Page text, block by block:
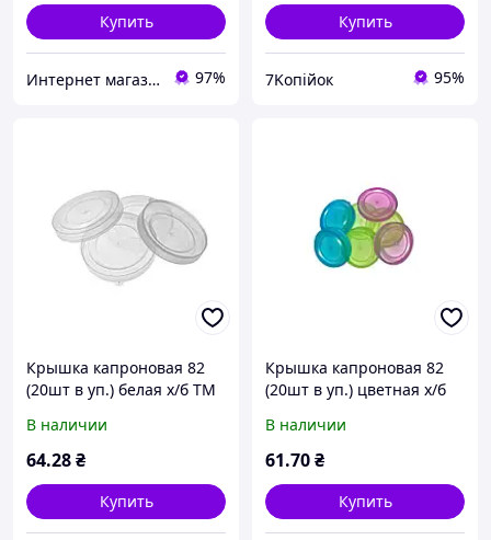
Купить
Интернет магазин BuyPlace 97%
Купить
7Koпійок 95%
Крышка капроновая 82
(20шт в уп.) белая х/б ТМ
В наличии
64.28₴
Купить
Крышка капроновая 82
(20шт в уп.) цветная х/б
В наличии
61.70₴
Купить